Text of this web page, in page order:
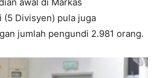
awal di Markas
(5 Divisyen) pula juga
jumlah pengundi 2.981 orang.